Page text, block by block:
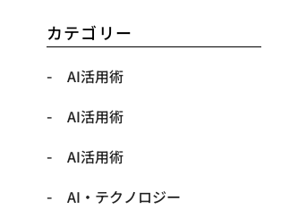
カテゴリー
AI活用術
AI活用術
AI活用術
​AI・テクノロジー